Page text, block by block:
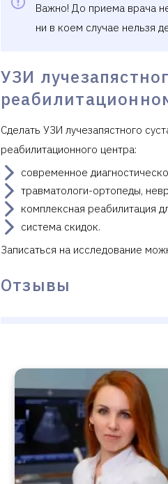
Важно! До приема врача
ни в коем случае нельзя
УЗИ
Сделать УЗИ лучезапястного
реабилитационного центра:
современное
травматологи-ортопеды,
комплексная реабилитация
система скидок.
Записаться на исследование
Отзывы